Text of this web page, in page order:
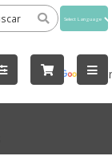
by